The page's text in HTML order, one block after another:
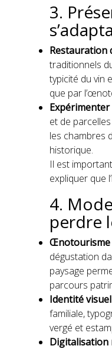
3.
Restauration
traditionnels
typicité du vin
que par
et de
les chambres
historique.
Il est
expliquer que
4.
perdre
Œnotourisme
dégustation
paysage
parcours
Identité
familiale,
vergé et
Digitalisation